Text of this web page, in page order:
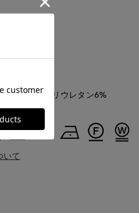
テル94% ポリウレタン6%
いて